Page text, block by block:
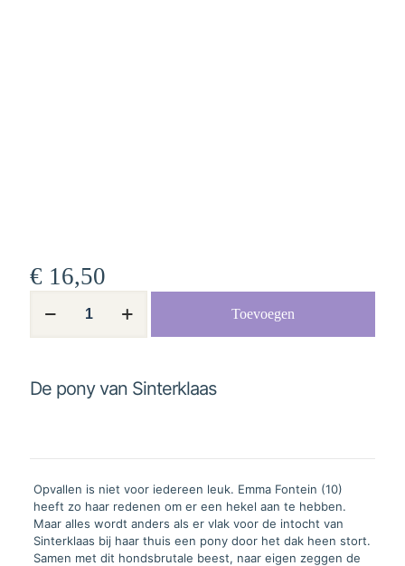
€ 16,50
pony
Toevoegen
De pony van Sinterklaas
Opvallen is niet voor iedereen leuk. Emma Fontein (10)
heeft zo haar redenen om er een hekel aan te hebben.
Maar alles wordt anders als er vlak voor de intocht van
Sinterklaas bij haar thuis een pony door het dak heen stort.
Samen met dit hondsbrutale beest, naar eigen zeggen de